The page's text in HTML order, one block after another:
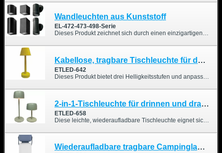
Wandleuchten aus Kunststoff
EL-472-473-498-Serie
Dieses Produkt zeichnet sich durch einen einzigartigen, gitterartigen Licht- und Schatteneffekt aus und bietet im Vergleich zu herkömmlichen Außenleuchten einen unverwechselbaren Stil. Es ist zudem in verschiedenen Designs erhältlich.
Kabellose, tragbare Tischleuchte für den Innen- und Außenbereich, warmes und RGB-Farblicht
ETLED-642
Dieses Produkt bietet drei Helligkeitsstufen und anpassbare RGB-Farben. Je nach Aufstellungsort können Sie die Farben nach Ihren Wünschen anpassen, was die Bedienung äußerst komfortabel macht.
2-in-1-Tischleuchte für drinnen und draußen, wiederaufladbar und kabellos
ETLED-658
Diese leichte, wiederaufladbare Tischleuchte eignet sich sowohl für den Innen- als auch für den Außenbereich und ist ideal, um den Esstisch stilvoll zu verschönern. Sie ist zudem wasserdicht gemäß IP44.
Wiederaufladbare tragbare Campinglampe